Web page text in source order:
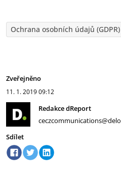
Ochrana osobních údajů (GDPR)
Zveřejněno
11. 1. 201909:12
Redakce dReport
Sdílet